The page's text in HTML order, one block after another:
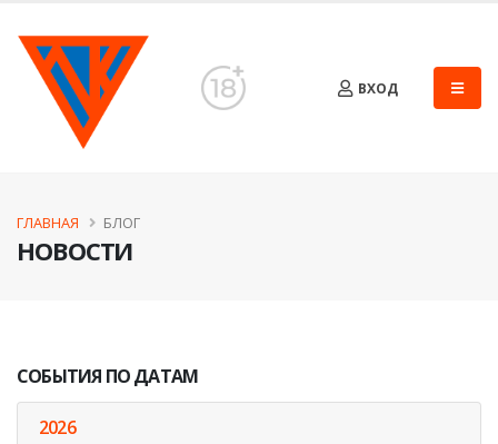
ВХОД
НОВОСТИ
ГЛАВНАЯ БЛОГ
СОБЫТИЯ ПО ДАТАМ
2026